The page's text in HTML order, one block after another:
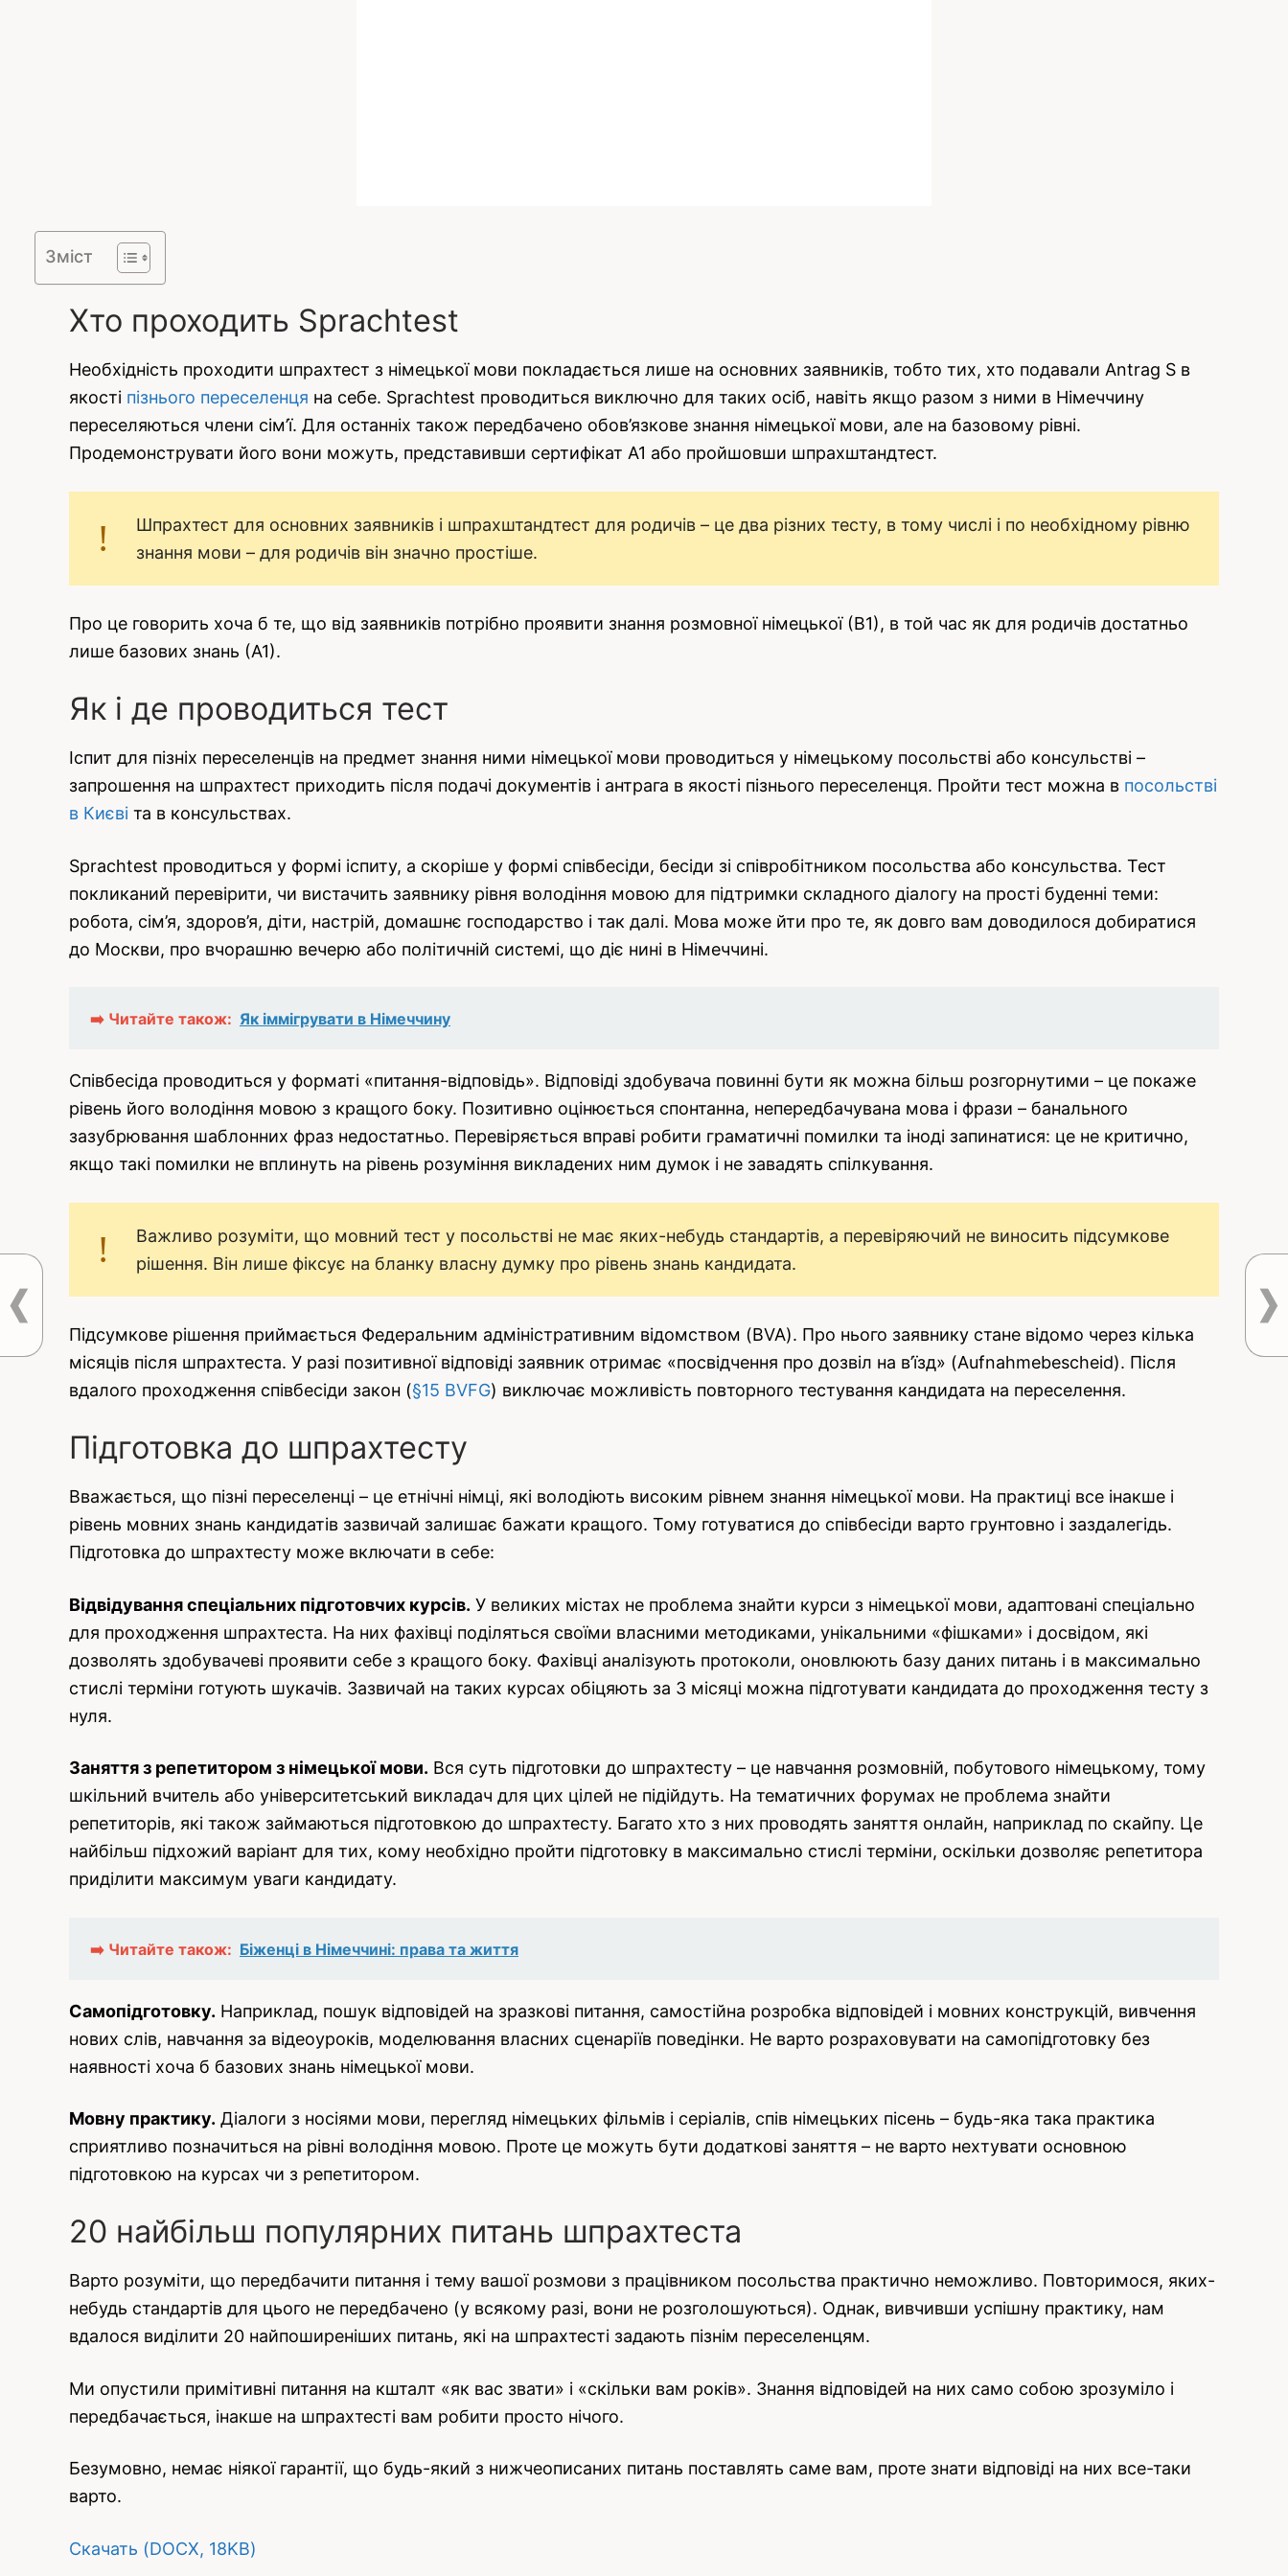
Зміст
Хто проходить Sprachtest
Необхідність проходити шпрахтест з німецької мови покладається лише на основних заявників, тобто тих, хто подавали Antrag S в
якості пізнього переселенця на себе. Sprachtest проводиться виключно для таких осіб, навіть якщо разом з ними в Німеччину
переселяються члени сім’ї. Для останніх також передбачено обов’язкове знання німецької мови, але на базовому рівні.
Продемонструвати його вони можуть, представивши сертифікат А1 або пройшовши шпрахштандтест.
Шпрахтест для основних заявників і шпрахштандтест для родичів – це два різних тесту, в тому числі і по необхідному рівню
знання мови – для родичів він значно простіше.
Про це говорить хоча б те, що від заявників потрібно проявити знання розмовної німецької (В1), в той час як для родичів достатньо
лише базових знань (А1).
Як і де проводиться тест
Іспит для пізніх переселенців на предмет знання ними німецької мови проводиться у німецькому посольстві або консульстві –
запрошення на шпрахтест приходить після подачі документів і антрага в якості пізнього переселенця. Пройти тест можна в посольстві
в Києві та в консульствах.
Sprachtest проводиться у формі іспиту, а скоріше у формі співбесіди, бесіди зі співробітником посольства або консульства. Тест
покликаний перевірити, чи вистачить заявнику рівня володіння мовою для підтримки складного діалогу на прості буденні теми:
робота, сім’я, здоров’я, діти, настрій, домашнє господарство і так далі. Мова може йти про те, як довго вам доводилося добиратися
до Москви, про вчорашню вечерю або політичній системі, що діє нині в Німеччині.
➡️ Читайте також: Як іммігрувати в Німеччину
Співбесіда проводиться у форматі «питання-відповідь». Відповіді здобувача повинні бути як можна більш розгорнутими – це покаже
рівень його володіння мовою з кращого боку. Позитивно оцінюється спонтанна, непередбачувана мова і фрази – банального
зазубрювання шаблонних фраз недостатньо. Перевіряється вправі робити граматичні помилки та іноді запинатися: це не критично,
якщо такі помилки не вплинуть на рівень розуміння викладених ним думок і не завадять спілкування.
Важливо розуміти, що мовний тест у посольстві не має яких-небудь стандартів, а перевіряючий не виносить підсумкове
рішення. Він лише фіксує на бланку власну думку про рівень знань кандидата.
Підсумкове рішення приймається Федеральним адміністративним відомством (BVA). Про нього заявнику стане відомо через кілька
місяців після шпрахтеста. У разі позитивної відповіді заявник отримає «посвідчення про дозвіл на в’їзд» (Aufnahmebescheid). Після
вдалого проходження співбесіди закон (§15 BVFG) виключає можливість повторного тестування кандидата на переселення.
Підготовка до шпрахтесту
Вважається, що пізні переселенці – це етнічні німці, які володіють високим рівнем знання німецької мови. На практиці все інакше і
рівень мовних знань кандидатів зазвичай залишає бажати кращого. Тому готуватися до співбесіди варто грунтовно і заздалегідь.
Підготовка до шпрахтесту може включати в себе:
Відвідування спеціальних підготовчих курсів. У великих містах не проблема знайти курси з німецької мови, адаптовані спеціально
для проходження шпрахтеста. На них фахівці поділяться своїми власними методиками, унікальними «фішками» і досвідом, які
дозволять здобувачеві проявити себе з кращого боку. Фахівці аналізують протоколи, оновлюють базу даних питань і в максимально
стислі терміни готують шукачів. Зазвичай на таких курсах обіцяють за 3 місяці можна підготувати кандидата до проходження тесту з
нуля.
Заняття з репетитором з німецької мови. Вся суть підготовки до шпрахтесту – це навчання розмовній, побутового німецькому, тому
шкільний вчитель або університетський викладач для цих цілей не підійдуть. На тематичних форумах не проблема знайти
репетиторів, які також займаються підготовкою до шпрахтесту. Багато хто з них проводять заняття онлайн, наприклад по скайпу. Це
найбільш підхожий варіант для тих, кому необхідно пройти підготовку в максимально стислі терміни, оскільки дозволяє репетитора
приділити максимум уваги кандидату.
➡️ Читайте також: Біженці в Німеччині: права та життя
Самопідготовку. Наприклад, пошук відповідей на зразкові питання, самостійна розробка відповідей і мовних конструкцій, вивчення
нових слів, навчання за відеоуроків, моделювання власних сценаріїв поведінки. Не варто розраховувати на самопідготовку без
наявності хоча б базових знань німецької мови.
Мовну практику. Діалоги з носіями мови, перегляд німецьких фільмів і серіалів, спів німецьких пісень – будь-яка така практика
сприятливо позначиться на рівні володіння мовою. Проте це можуть бути додаткові заняття – не варто нехтувати основною
підготовкою на курсах чи з репетитором.
20 найбільш популярних питань шпрахтеста
Варто розуміти, що передбачити питання і тему вашої розмови з працівником посольства практично неможливо. Повторимося, яких-
небудь стандартів для цього не передбачено (у всякому разі, вони не розголошуються). Однак, вивчивши успішну практику, нам
вдалося виділити 20 найпоширеніших питань, які на шпрахтесті задають пізнім переселенцям.
Ми опустили примітивні питання на кшталт «як вас звати» і «скільки вам років». Знання відповідей на них само собою зрозуміло і
передбачається, інакше на шпрахтесті вам робити просто нічого.
Безумовно, немає ніякої гарантії, що будь-який з нижчеописаних питань поставлять саме вам, проте знати відповіді на них все-таки
варто.
Скачать (DOCX, 18KB)